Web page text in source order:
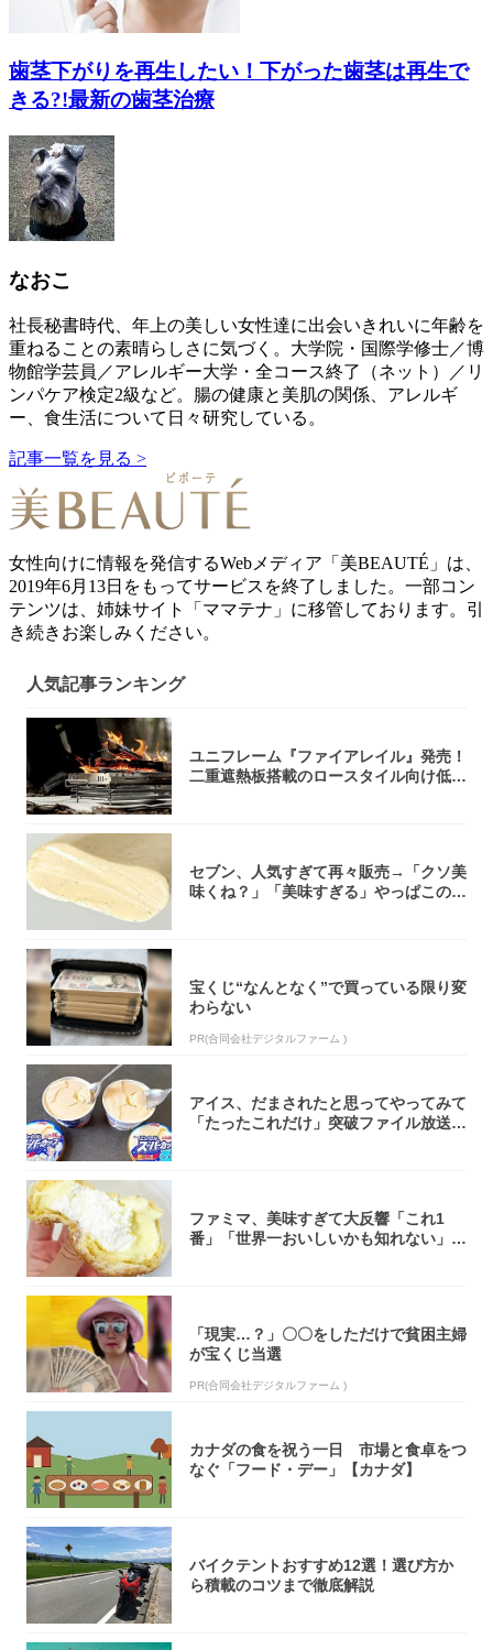
歯茎下がりを再生したい！下がった歯茎は再生で
きる?!最新の歯茎治療
なおこ
社長秘書時代、年上の美しい女性達に出会いきれいに年齢を
重ねることの素晴らしさに気づく。大学院・国際学修士／博
物館学芸員／アレルギー大学・全コース終了（ネット）／リ
ンパケア検定2級など。腸の健康と美肌の関係、アレルギ
ー、食生活について日々研究している。
記事一覧を見る >
女性向けに情報を発信するWebメディア「美BEAUTÉ」は、
2019年6月13日をもってサービスを終了しました。一部コン
テンツは、姉妹サイト「ママテナ」に移管しております。引
き続きお楽しみください。
人気記事ランキング
ユニフレーム『ファイアレイル』発売！
二重遮熱板搭載のロースタイル向け低型
セブン、人気すぎて再々販売→「クソ美
味くね？」「美味すぎる」やっぱこのク
宝くじ“なんとなく”で買っている限り変
わらない
PR(合同会社デジタルファーム )
アイス、だまされたと思ってやってみて
「たったこれだけ」突破ファイル放送で
ファミマ、美味すぎて大反響「これ1
番」「世界一おいしいかも知れない」
「現実…？」〇〇をしただけで貧困主婦
が宝くじ当選
PR(合同会社デジタルファーム )
カナダの食を祝う一日 市場と食卓をつ
なぐ「フード・デー」【カナダ】
バイクテントおすすめ12選！選び方か
ら積載のコツまで徹底解説